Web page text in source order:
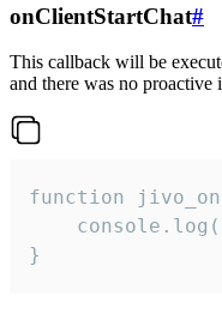
onClientStartChat#
This callback will be
and there was no proactive
function
}